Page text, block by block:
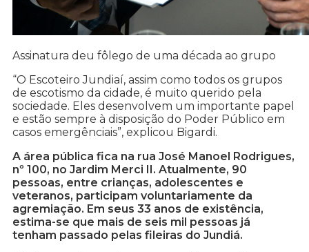
Assinatura deu fôlego de uma década ao grupo
“O Escoteiro Jundiaí, assim como todos os grupos
de escotismo da cidade, é muito querido pela
sociedade. Eles desenvolvem um importante papel
e estão sempre à disposição do Poder Público em
casos emergênciais”, explicou Bigardi.
A área pública fica na rua José Manoel Rodrigues,
nº 100, no Jardim Merci II. Atualmente, 90
pessoas, entre crianças, adolescentes e
veteranos, participam voluntariamente da
agremiação. Em seus 33 anos de existência,
estima-se que mais de seis mil pessoas já
tenham passado pelas fileiras do Jundiá.